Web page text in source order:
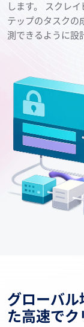
します。 スクレ
テップのタスクの
測できるように設
グローバル
た高速でク